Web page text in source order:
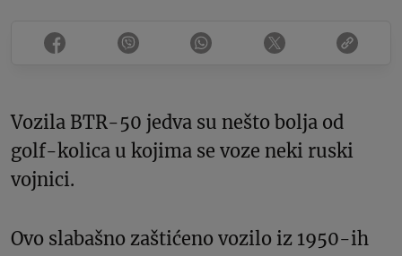
Vozila BTR-50 jedva su nešto bolja od
golf-kolica u kojima se voze neki ruski
vojnici.
Ovo slabašno zaštićeno vozilo iz 1950-ih